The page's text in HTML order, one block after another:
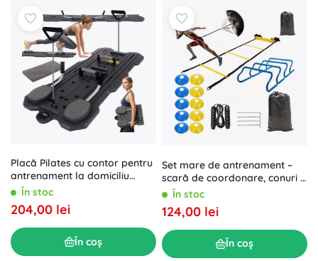
Placă Pilates cu contor pentru
antrenament la domiciliu
TRIZAND
În stoc
204,00 lei
În coș
Set mare de antrenament –
scară de coordonare, conuri și
mini-obezi XXL
În stoc
124,00 lei
În coș